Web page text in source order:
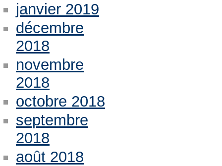
janvier 2019
décembre
2018
novembre
2018
octobre 2018
septembre
2018
août 2018